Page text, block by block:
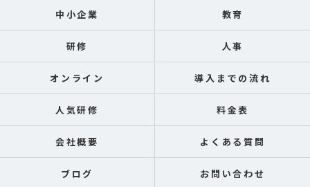
中小企業 教育
研修 人事
オンライン 導入までの流れ
人気研修 料金表
会社概要 よくある質問
ブログ お問い合わせ